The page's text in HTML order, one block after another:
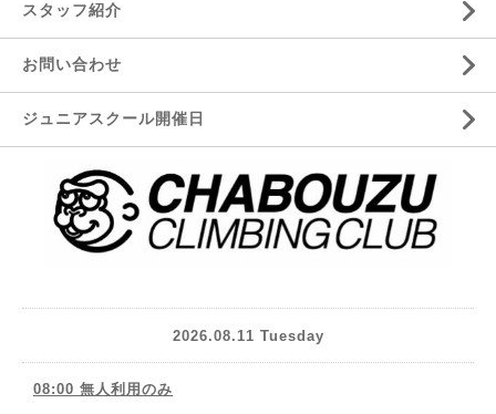
スタッフ紹介
お問い合わせ
ジュニアスクール開催日
2026.08.11 Tuesday
08:00 無人利用のみ